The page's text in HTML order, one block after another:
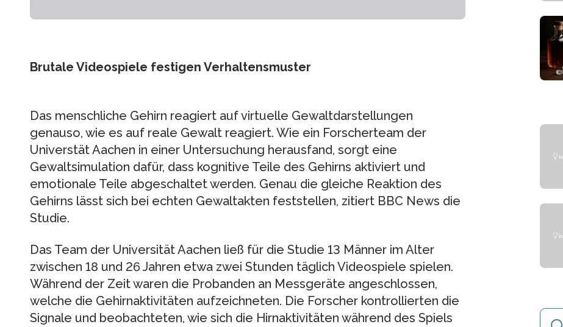
Brutale Videospiele festigen Verhaltensmuster
Das menschliche Gehirn reagiert auf virtuelle Gewaltdarstellungen
genauso, wie es auf reale Gewalt reagiert. Wie ein Forscherteam der
Universtät Aachen in einer Untersuchung herausfand, sorgt eine
Gewaltsimulation dafür, dass kognitive Teile des Gehirns aktiviert und
emotionale Teile abgeschaltet werden. Genau die gleiche Reaktion des
Gehirns lässt sich bei echten Gewaltakten feststellen, zitiert BBC News die
Studie.
Das Team der Universität Aachen ließ für die Studie 13 Männer im Alter
zwischen 18 und 26 Jahren etwa zwei Stunden täglich Videospiele spielen.
Während der Zeit waren die Probanden an Messgeräte angeschlossen,
welche die Gehirnaktivitäten aufzeichneten. Die Forscher kontrollierten die
Signale und beobachteten, wie sich die Hirnaktivitäten während des Spiels